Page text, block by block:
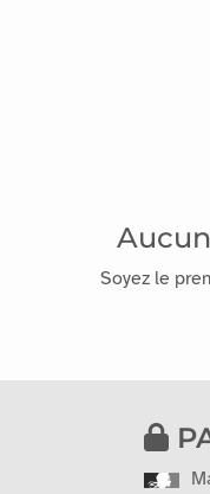
Soyez le